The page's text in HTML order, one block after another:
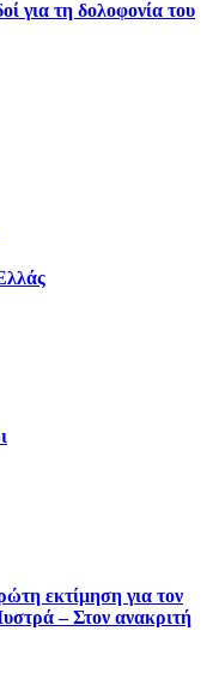
για τη δολοφονία του
εκτίμηση για τον
– Στον ανακριτή